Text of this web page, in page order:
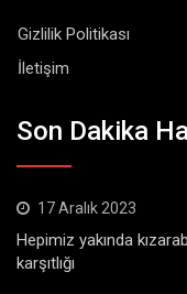
Gizlilik Politikası
İletişim
Son Dakika
17 Aralık 2023
Hepimiz yakında
karşıtlığı